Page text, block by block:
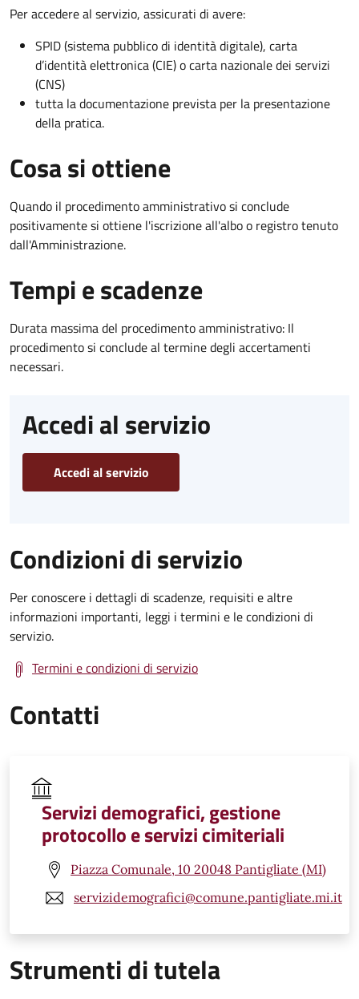
Per accedere al servizio, assicurati di avere:
SPID (sistema pubblico di identità digitale), carta
d’identità elettronica (CIE) o carta nazionale dei servizi
(CNS)
tutta la documentazione prevista per la presentazione
della pratica.
Cosa si ottiene
Quando il procedimento amministrativo si conclude
positivamente si ottiene l'iscrizione all'albo o registro tenuto
dall'Amministrazione.
Tempi e scadenze
Durata massima del procedimento amministrativo: Il
procedimento si conclude al termine degli accertamenti
necessari.
Accedi al servizio
Accedi al servizio
Condizioni di servizio
Per conoscere i dettagli di scadenze, requisiti e altre
informazioni importanti, leggi i termini e le condizioni di
servizio.
Termini e condizioni di servizio
Contatti
Servizi demografici, gestione
protocollo e servizi cimiteriali
Piazza Comunale, 10 20048 Pantigliate (MI)
servizidemografici@comune.pantigliate.mi.it
Strumenti di tutela